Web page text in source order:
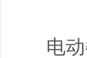
电动餐